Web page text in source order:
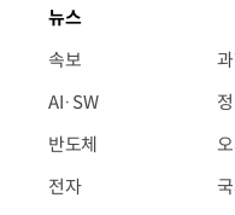
뉴스
속보
AI·SW
반도체
전자